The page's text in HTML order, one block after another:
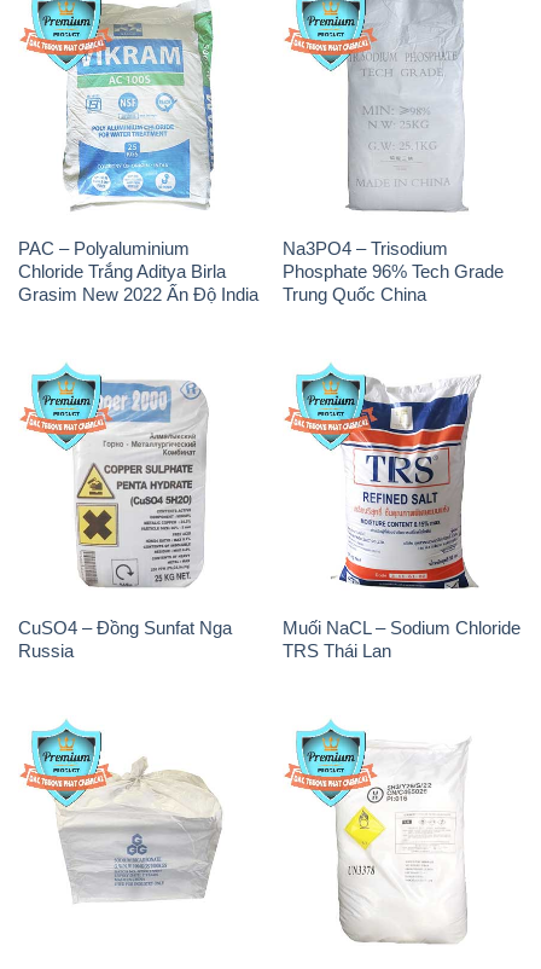
PAC – Polyaluminium
Chloride Trắng Aditya Birla
Grasim New 2022 Ấn Độ India
Na3PO4 – Trisodium
Phosphate 96% Tech Grade
Trung Quốc China
CuSO4 – Đồng Sunfat Nga
Russia
Muối NaCL – Sodium Chloride
TRS Thái Lan